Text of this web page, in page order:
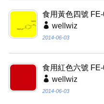
食用黃色四號
wellwiz
2014-06-03
食用紅色六號
wellwiz
2014-06-03